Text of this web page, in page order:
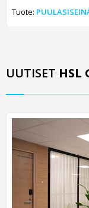
Tuote:
UUTISET HSL